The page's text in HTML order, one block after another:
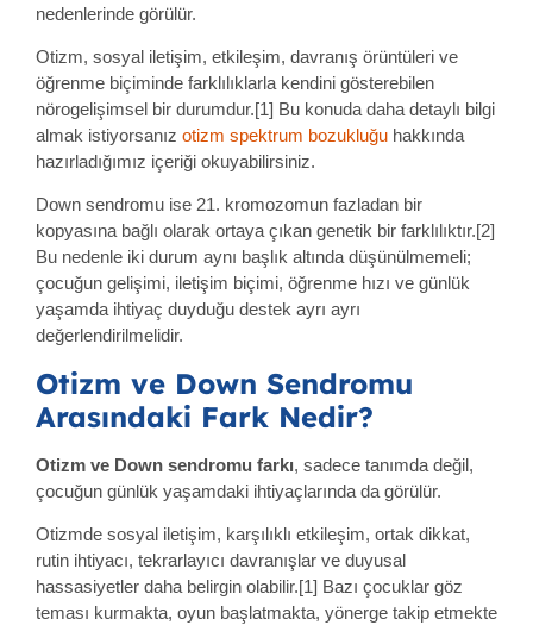
nedenlerinde görülür.
Otizm, sosyal iletişim, etkileşim, davranış örüntüleri ve
öğrenme biçiminde farklılıklarla kendini gösterebilen
nörogelişimsel bir durumdur.[1] Bu konuda daha detaylı bilgi
almak istiyorsanız otizm spektrum bozukluğu hakkında
hazırladığımız içeriği okuyabilirsiniz.
Down sendromu ise 21. kromozomun fazladan bir
kopyasına bağlı olarak ortaya çıkan genetik bir farklılıktır.[2]
Bu nedenle iki durum aynı başlık altında düşünülmemeli;
çocuğun gelişimi, iletişim biçimi, öğrenme hızı ve günlük
yaşamda ihtiyaç duyduğu destek ayrı ayrı
değerlendirilmelidir.
Otizm ve Down Sendromu
Arasındaki Fark Nedir?
Otizm ve Down sendromu farkı, sadece tanımda değil,
çocuğun günlük yaşamdaki ihtiyaçlarında da görülür.
Otizmde sosyal iletişim, karşılıklı etkileşim, ortak dikkat,
rutin ihtiyacı, tekrarlayıcı davranışlar ve duyusal
hassasiyetler daha belirgin olabilir.[1] Bazı çocuklar göz
teması kurmakta, oyun başlatmakta, yönerge takip etmekte